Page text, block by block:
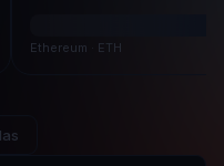
Ethereum · ETH